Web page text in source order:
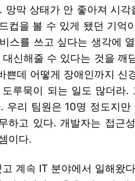
막 상태가 안 좋아져 시각
컵을 볼 수 있게 됐던 기억
스를 쓰고 싶다는 생각에
신해줄 수 있다는 것을 깨
데 어떻게 장애인까지 신
루묵이 되는 일도 많더라.
우리 팀원은 10명 정도지
하고 있다. 개발자는 접근
이다.
계속 IT 분야에서 일해왔